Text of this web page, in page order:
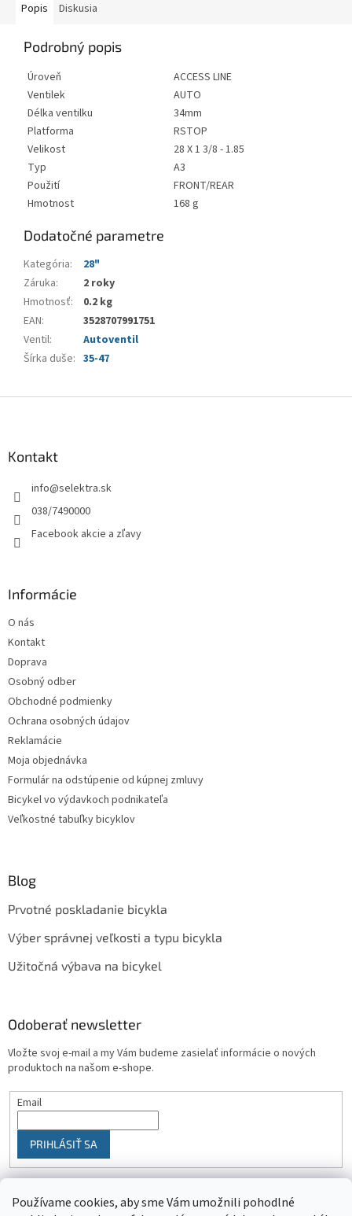
Používame cookies, aby sme Vám umožnili pohodlné
Popis Diskusia
Podrobný popis
Úroveň
ACCESS LINE
Ventilek
AUTO
Délka ventilku
34mm
Platforma
RSTOP
Velikost
28 X 1 3/8 - 1.85
Typ
A3
Použití
FRONT/REAR
Hmotnost
168 g
Dodatočné parametre
Kategória:
28"
Záruka:
2 roky
Hmotnosť:
0.2 kg
EAN:
3528707991751
Ventil:
Autoventil
Šírka duše: 35-47
Kontakt
info@selektra.sk
038/7490000
Facebook akcie a zľavy
Informácie
O nás
Kontakt
Doprava
Osobný odber
Obchodné podmienky
Ochrana osobných údajov
Reklamácie
Moja objednávka
Formulár na odstúpenie od kúpnej zmluvy
Bicykel vo výdavkoch podnikateľa
Veľkostné tabuľky bicyklov
Blog
Prvotné poskladanie bicykla
Výber správnej veľkosti a typu bicykla
Užitočná výbava na bicykel
Odoberať newsletter
Vložte svoj e-mail a my Vám budeme zasielať informácie o nových
produktoch na našom e-shope.
Email
PRIHLÁSIŤ SA